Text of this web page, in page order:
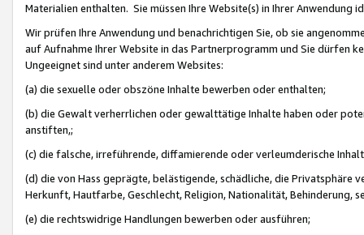
Materialien enthalten. Sie müssen Ihre Website(s) in Ihrer Anwendung
Wir prüfen Ihre Anwendung und benachrichtigen Sie, ob sie
auf Aufnahme Ihrer Website in das Partnerprogramm und Sie dürfen
Ungeeignet sind unter anderem Websites:
(a) die sexuelle oder obszöne Inhalte bewerben oder enthalten;
(b) die Gewalt verherrlichen oder gewalttätige Inhalte haben oder
anstiften,;
(c) die falsche, irreführende, diffamierende oder verleumderische
(d) die von Hass geprägte, belästigende, schädliche, die Privatsphäre
Herkunft, Hautfarbe, Geschlecht, Religion, Nationalität, Behinderung,
(e) die rechtswidrige Handlungen bewerben oder ausführen;